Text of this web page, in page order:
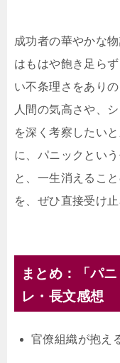
成功者の華やかな
はもはや飽き足ら
い不条理さをあり
人間の気高さや、
を深く考察したい
に、パニックとい
と、一生消えるこ
を、ぜひ直接受け
まとめ：「パ
レ・長文感想
官僚組織が抱え